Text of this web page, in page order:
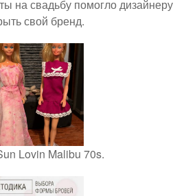
на свадьбу помогло дизайнеру
свой бренд.
Lovin Malibu 70s.